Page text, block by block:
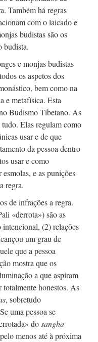
Também há regras
com o laicado e
budistas são os
budista.
e monjas budistas
os aspetos dos
bem como na
e metafísica. Esta
Budismo Tibetano. As
Elas regulam como
usar e de que
da pessoa dentro
usar e como
e as punições
regra.
de infrações a regra.
«derrota») são as
intencional, (2) relações
um grau de
que a pessoa
mostra que os
a que aspiram
totalmente honestos. As
, sobretudo
uma pessoa se
dosangha
menos até à próxima